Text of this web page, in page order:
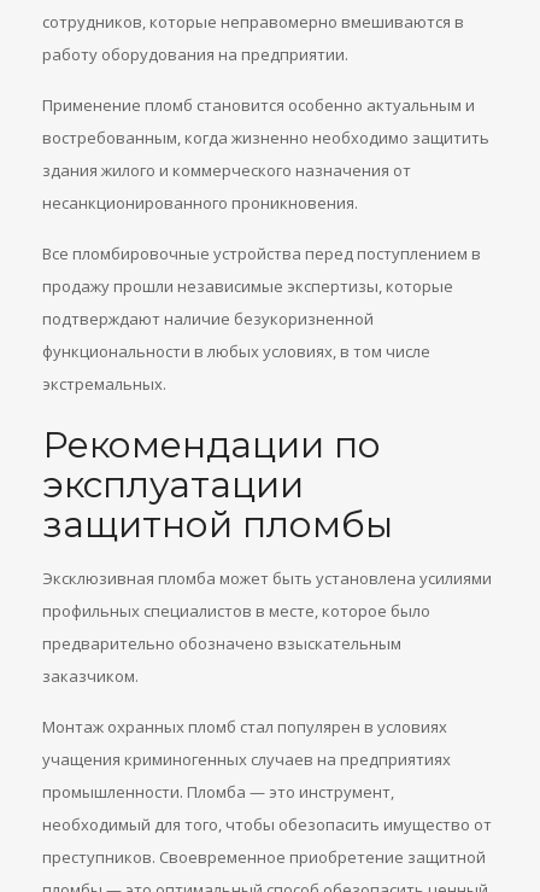
сотрудников, которые неправомерно вмешиваются в
работу оборудования на предприятии.
Применение пломб становится особенно актуальным и
востребованным, когда жизненно необходимо защитить
здания жилого и коммерческого назначения от
несанкционированного проникновения.
Все пломбировочные устройства перед поступлением в
продажу прошли независимые экспертизы, которые
подтверждают наличие безукоризненной
функциональности в любых условиях, в том числе
экстремальных.
Рекомендации по
эксплуатации
защитной пломбы
Эксклюзивная пломба может быть установлена усилиями
профильных специалистов в месте, которое было
предварительно обозначено взыскательным
заказчиком.
Монтаж охранных пломб стал популярен в условиях
учащения криминогенных случаев на предприятиях
промышленности. Пломба — это инструмент,
необходимый для того, чтобы обезопасить имущество от
преступников. Своевременное приобретение защитной